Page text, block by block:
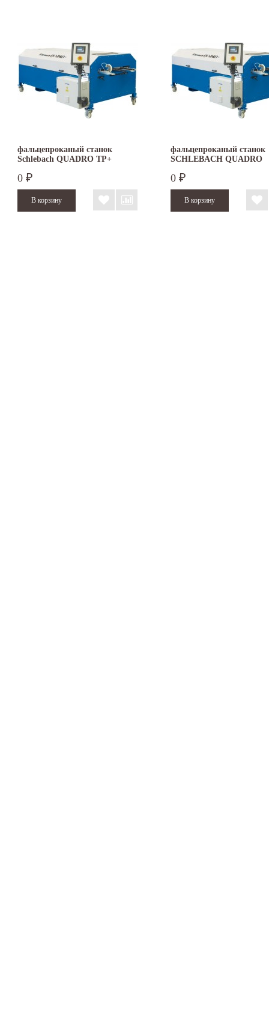
фальцепроканый станок
Schlebach QUADRO TP+
0 ₽
фальцепроканый станок
SCHLEBACH QUADRO
0 ₽